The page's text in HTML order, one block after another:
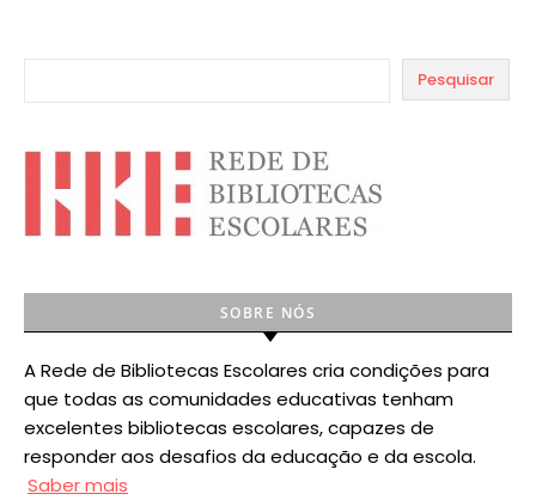
Pesquisar
SOBRE NÓS
A Rede de Bibliotecas Escolares cria condições para
que todas as comunidades educativas tenham
excelentes bibliotecas escolares, capazes de
responder aos desafios da educação e da escola.
Saber mais